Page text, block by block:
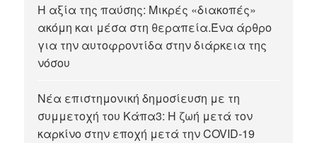
Η αξία της παύσης: Μικρές «διακοπές»
ακόμη και μέσα στη θεραπεία.Ένα άρθρο
για την αυτοφροντίδα στην διάρκεια της
νόσου
Νέα επιστημονική δημοσίευση με τη
συμμετοχή του Κάπα3: Η ζωή μετά τον
καρκίνο στην εποχή μετά την COVID-19